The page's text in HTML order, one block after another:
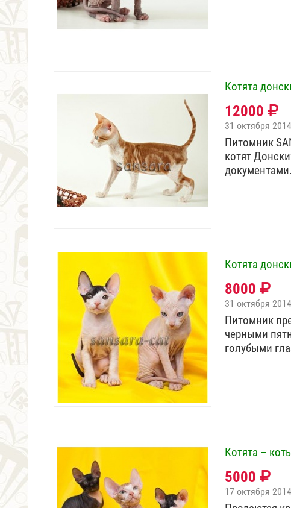
Котята
12000
31 октября 2014
Питомник
котят
Котята
8000
31 октября 2014
Питомник
черными
голубыми
Котята –
5000
17 октября 2014